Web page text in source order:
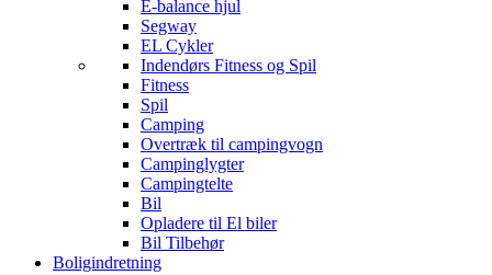
E-balance hjul
Segway
EL Cykler
Indendørs Fitness og Spil
Fitness
Spil
Camping
Overtræk til campingvogn
Campinglygter
Campingtelte
Bil
Opladere til El biler
Bil Tilbehør
Boligindretning